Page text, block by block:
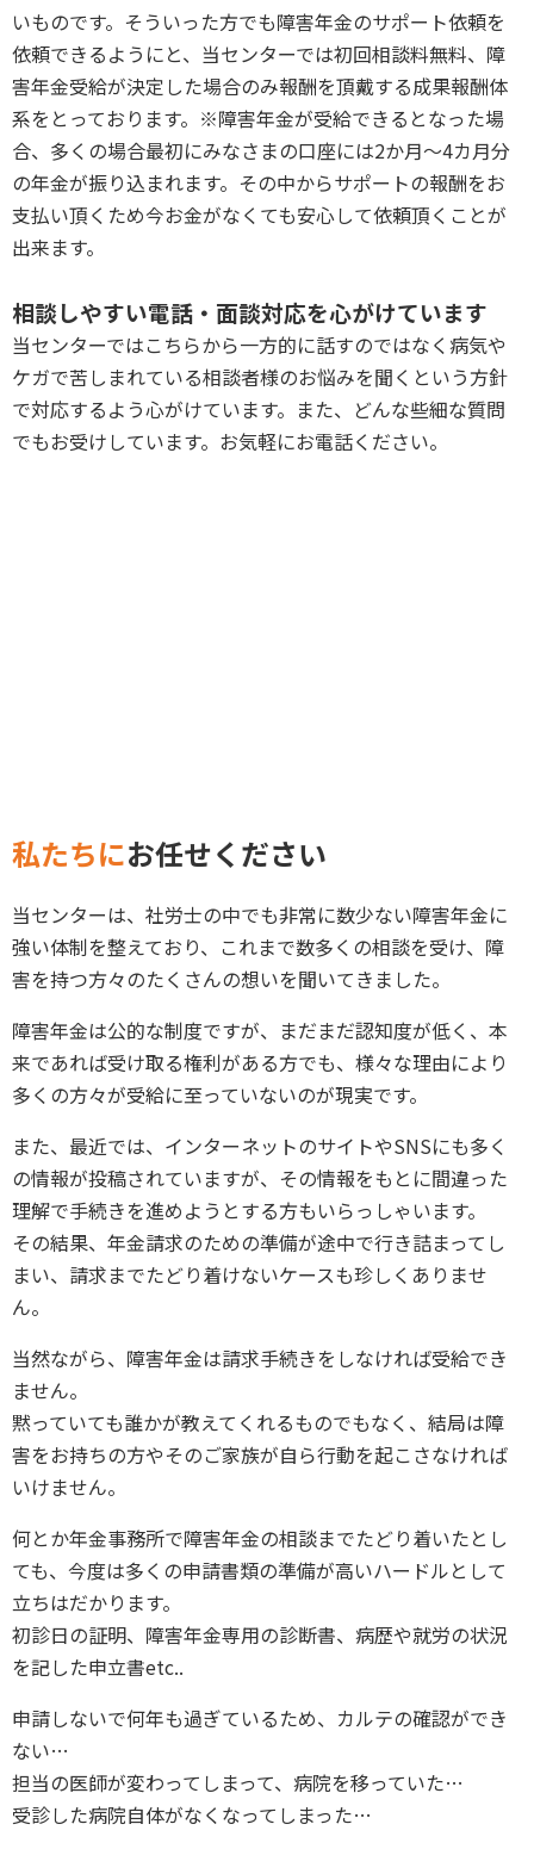
いものです。そういった方でも障害年金のサポート依頼を
依頼できるようにと、当センターでは初回相談料無料、障
害年金受給が決定した場合のみ報酬を頂戴する成果報酬体
系をとっております。※障害年金が受給できるとなった場
合、多くの場合最初にみなさまの口座には2か月～4カ月分
の年金が振り込まれます。その中からサポートの報酬をお
支払い頂くため今お金がなくても安心して依頼頂くことが
出来ます。
相談しやすい電話・面談対応を心がけています
当センターではこちらから一方的に話すのではなく病気や
ケガで苦しまれている相談者様のお悩みを聞くという方針
で対応するよう心がけています。また、どんな些細な質問
でもお受けしています。お気軽にお電話ください。
私たちにお任せください
当センターは、社労士の中でも非常に数少ない障害年金に
強い体制を整えており、これまで数多くの相談を受け、障
害を持つ方々のたくさんの想いを聞いてきました。
障害年金は公的な制度ですが、まだまだ認知度が低く、本
来であれば受け取る権利がある方でも、様々な理由により
多くの方々が受給に至っていないのが現実です。
また、最近では、インターネットのサイトやSNSにも多く
の情報が投稿されていますが、その情報をもとに間違った
理解で手続きを進めようとする方もいらっしゃいます。
その結果、年金請求のための準備が途中で行き詰まってし
まい、請求までたどり着けないケースも珍しくありませ
ん。
当然ながら、障害年金は請求手続きをしなければ受給でき
ません。
黙っていても誰かが教えてくれるものでもなく、結局は障
害をお持ちの方やそのご家族が自ら行動を起こさなければ
いけません。
何とか年金事務所で障害年金の相談までたどり着いたとし
ても、今度は多くの申請書類の準備が高いハードルとして
立ちはだかります。
初診日の証明、障害年金専用の診断書、病歴や就労の状況
を記した申立書etc..
申請しないで何年も過ぎているため、カルテの確認ができ
ない…
担当の医師が変わってしまって、病院を移っていた…
受診した病院自体がなくなってしまった…